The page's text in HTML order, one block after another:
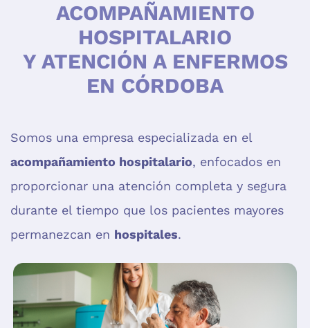
ACOMPAÑAMIENTO
HOSPITALARIO
Y ATENCIÓN A ENFERMOS
EN CÓRDOBA
Somos una empresa especializada en el
acompañamiento hospitalario, enfocados en
proporcionar una atención completa y segura
durante el tiempo que los pacientes mayores
permanezcan en hospitales.